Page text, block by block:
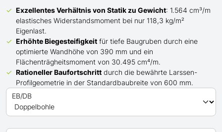
Exzellentes Verhältnis von Statik zu Gewicht: 1.564 cm³/m
elastisches Widerstandsmoment bei nur 118,3 kg/m²
Eigenlast.
Erhöhte Biegesteifigkeit für tiefe Baugruben durch eine
optimierte Wandhöhe von 390 mm und ein
Flächenträgheitsmoment von 30.495 cm⁴/m.
Rationeller Baufortschritt durch die bewährte Larssen-
Profilgeometrie in der Standardbaubreite von 600 mm.
EB/DB